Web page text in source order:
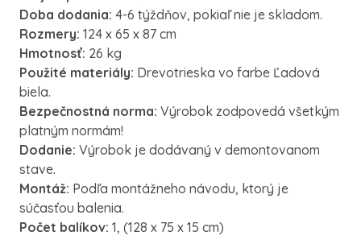
Doba dodania: 4-6 týždňov, pokiaľ nie je skladom.
Rozmery: 124 x 65 x 87 cm
Hmotnosť: 26 kg
Použité materiály: Drevotrieska vo farbe Ľadová
biela.
Bezpečnostná norma: Výrobok zodpovedá všetkým
platným normám!
Dodanie: Výrobok je dodávaný v demontovanom
stave.
Montáž: Podľa montážneho návodu, ktorý je
súčasťou balenia.
Počet balíkov: 1, (128 x 75 x 15 cm)